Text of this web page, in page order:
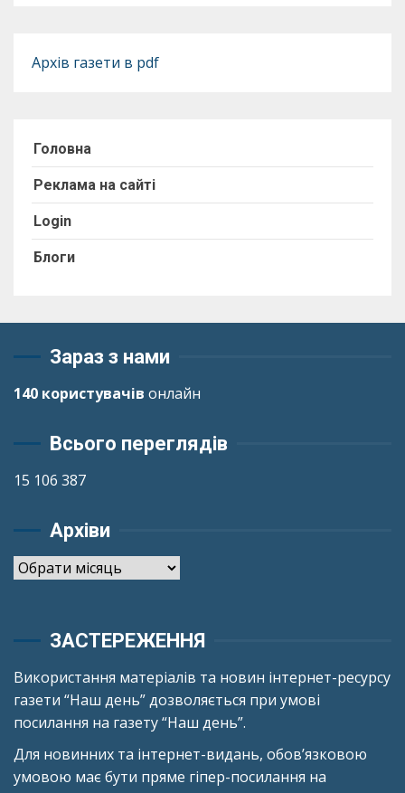
Архів газети в pdf
Головна
Реклама на сайті
Login
Блоги
Зараз з нами
140 користувачів онлайн
Всього переглядів
15 106 387
Архіви
Архіви
ЗАСТЕРЕЖЕННЯ
Використання матеріалів та новин інтернет-ресурсу
газети “Наш день” дозволяється при умові
посилання на газету “Наш день”.
Для новинних та інтернет-видань, обов’язковою
умовою має бути пряме гіпер-посилання на